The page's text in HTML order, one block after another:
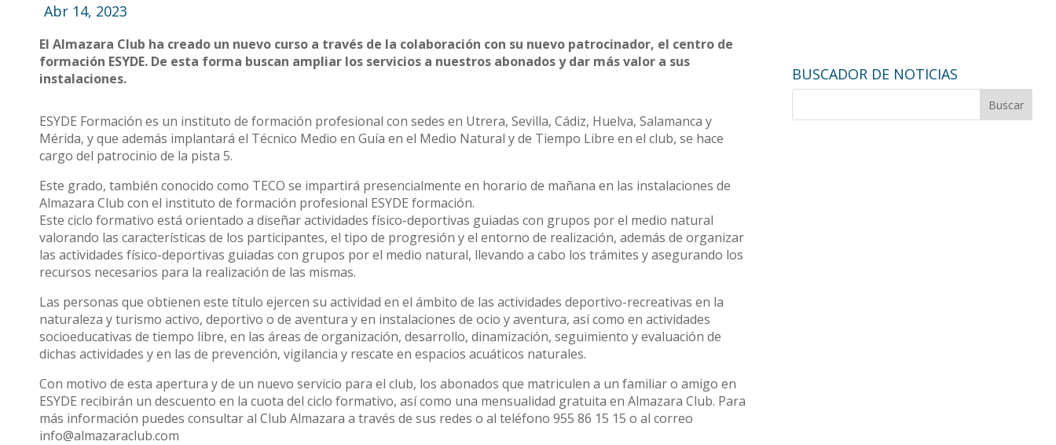
Abr 14, 2023
El Almazara Club ha creado un nuevo curso a través de la colaboración con su nuevo patrocinador, el centro de
formación ESYDE. De esta forma buscan ampliar los servicios a nuestros abonados y dar más valor a sus
instalaciones.
ESYDE Formación es un instituto de formación profesional con sedes en Utrera, Sevilla, Cádiz, Huelva, Salamanca y
Mérida, y que además implantará el Técnico Medio en Guía en el Medio Natural y de Tiempo Libre en el club, se hace
cargo del patrocinio de la pista 5.
Este grado, también conocido como TECO se impartirá presencialmente en horario de mañana en las instalaciones de
Almazara Club con el instituto de formación profesional ESYDE formación.
Este ciclo formativo está orientado a diseñar actividades físico-deportivas guiadas con grupos por el medio natural
valorando las características de los participantes, el tipo de progresión y el entorno de realización, además de organizar
las actividades físico-deportivas guiadas con grupos por el medio natural, llevando a cabo los trámites y asegurando los
recursos necesarios para la realización de las mismas.
Las personas que obtienen este título ejercen su actividad en el ámbito de las actividades deportivo-recreativas en la
naturaleza y turismo activo, deportivo o de aventura y en instalaciones de ocio y aventura, así como en actividades
socioeducativas de tiempo libre, en las áreas de organización, desarrollo, dinamización, seguimiento y evaluación de
dichas actividades y en las de prevención, vigilancia y rescate en espacios acuáticos naturales.
Con motivo de esta apertura y de un nuevo servicio para el club, los abonados que matriculen a un familiar o amigo en
ESYDE recibirán un descuento en la cuota del ciclo formativo, así como una mensualidad gratuita en Almazara Club. Para
más información puedes consultar al Club Almazara a través de sus redes o al teléfono 955 86 15 15 o al correo
info@almazaraclub.com
BUSCADOR DE NOTICIAS